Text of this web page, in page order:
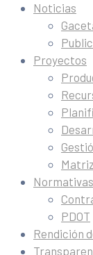
Noticias
Proyectos
Normativas
PDOT
Rendición